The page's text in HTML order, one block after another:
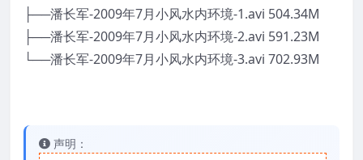
├──潘长军-2009年7月小风水内环境-1.avi 504.34M
├──潘长军-2009年7月小风水内环境-2.avi 591.23M
└──潘长军-2009年7月小风水内环境-3.avi 702.93M
声明：